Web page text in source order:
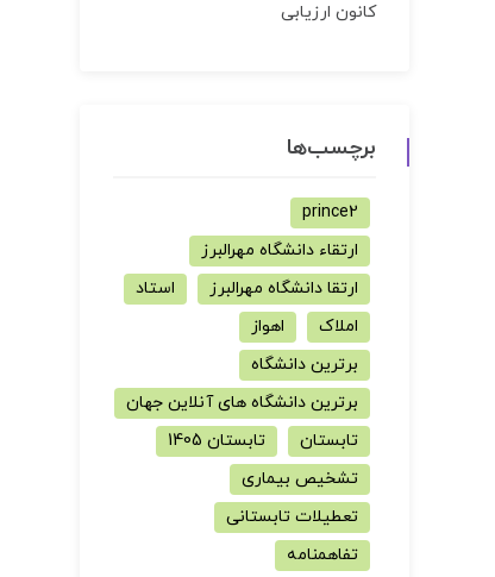
کانون ارزیابی
برچسب‌ها
prince2
ارتقاء دانشگاه مهرالبرز
ارتقا دانشگاه مهرالبرز
استاد
املاک
اهواز
برترین دانشگاه
برترین دانشگاه های آنلاین جهان
تابستان
تابستان 1405
تشخیص بیماری
تعطیلات تابستانی
تفاهمنامه